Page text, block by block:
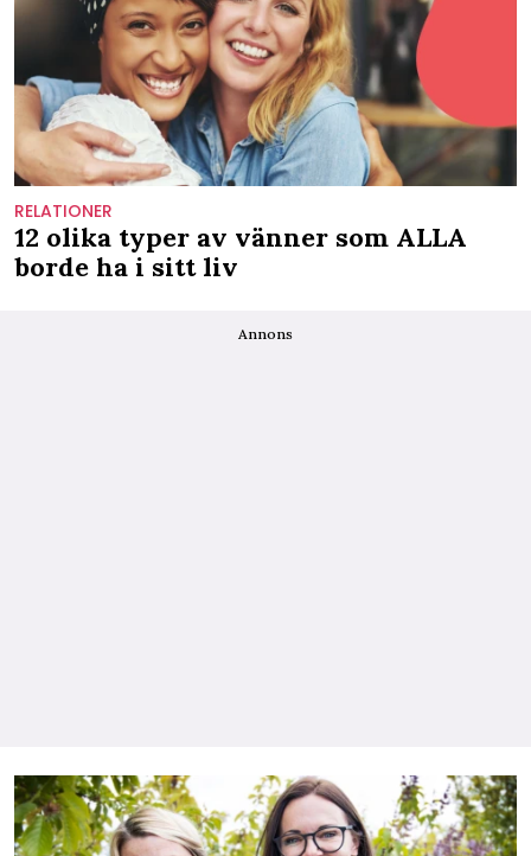
RELATIONER
12 olika typer av vänner som ALLA
borde ha i sitt liv
Annons